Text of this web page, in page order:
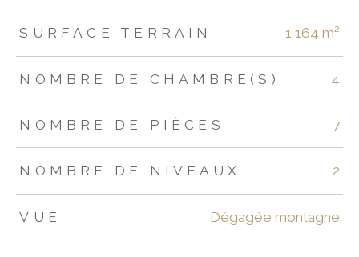
SURFACE TERRAIN 1 164 m²
NOMBRE DE CHAMBRE(S) 4
NOMBRE DE PIÈCES 7
NOMBRE DE NIVEAUX 2
VUE Dégagée montagne